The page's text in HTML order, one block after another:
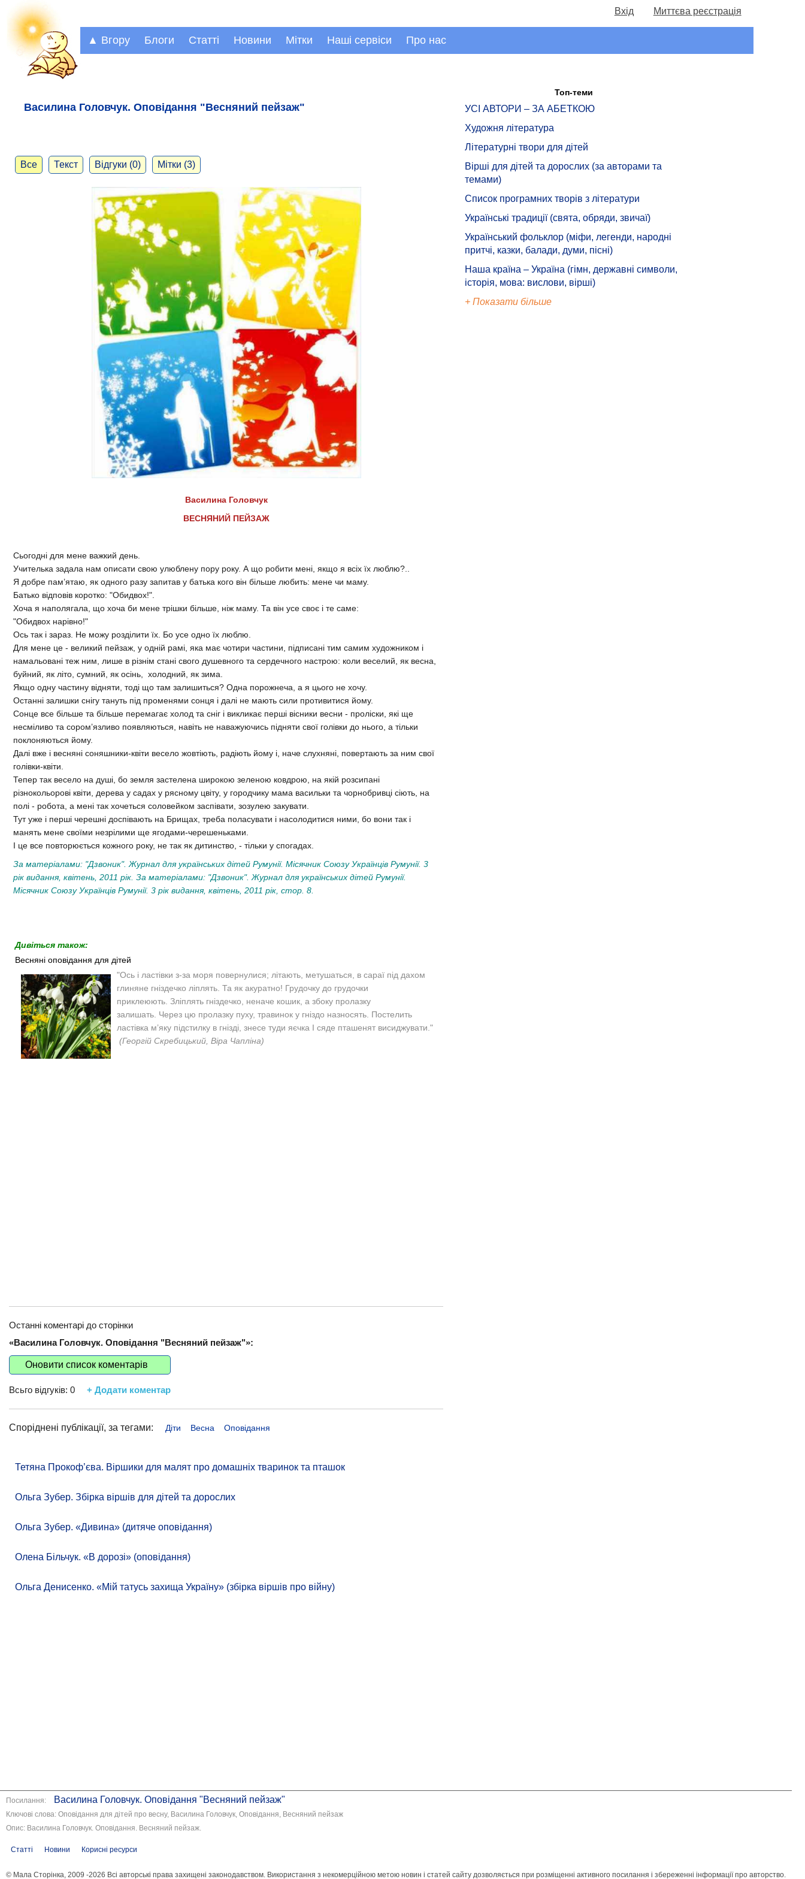
Вхід Миттєва реєстрація
▲ Вгору Блоги Статті Новини Мітки Наші сервіси Про нас
Василина Головчук. Оповідання "Весняний пейзаж"
Все Текст Відгуки (0) Мітки (3)
Василина Головчук
ВЕСНЯНИЙ ПЕЙЗАЖ
Сьогодні для мене важкий день.
Учителька задала нам описати свою улюблену пору року. А що робити мені, якщо я всіх їх люблю?..
Я добре пам’ятаю, як одного разу запитав у батька кого він більше любить: мене чи маму.
Батько відповів коротко: "Обидвох!".
Хоча я наполягала, що хоча би мене трішки більше, ніж маму. Та він усе своє і те саме:
"Обидвох нарівно!"
Ось так і зараз. Не можу розділити їх. Бо усе одно їх люблю.
Для мене це - великий пейзаж, у одній рамі, яка має чотири частини, підписані тим самим художником і
намальовані теж ним, лише в різнім стані свого душевного та сердечного настрою: коли веселий, як весна,
буйний, як літо, сумний, як осінь, холодний, як зима.
Якщо одну частину відняти, тоді що там залишиться? Одна порожнеча, а я цього не хочу.
Останні залишки снігу тануть під променями сонця і далі не мають сили противитися йому.
Сонце все більше та більше перемагає холод та сніг і викликає перші вісники весни - проліски, які ще
несміливо та сором’язливо появляються, навіть не наважуючись підняти свої голівки до нього, а тільки
поклоняються йому.
Далі вже і весняні соняшники-квіти весело жовтіють, радіють йому і, наче слухняні, повертають за ним свої
голівки-квіти.
Тепер так весело на душі, бо земля застелена широкою зеленою ковдрою, на якій розсипані
різнокольорові квіти, дерева у садах у рясному цвіту, у городчику мама васильки та чорнобривці сіють, на
полі - робота, а мені так хочеться соловейком заспівати, зозулею закувати.
Тут уже і перші черешні доспівають на Брищах, треба поласувати і насолодитися ними, бо вони так і
манять мене своїми незрілими ще ягодами-черешеньками.
І це все повторюється кожного року, не так як дитинство, - тільки у спогадах.
За матеріалами: "Дзвоник". Журнал для українських дітей Румунії. Місячник Союзу Українців Румунії. 3
рік видання, квітень, 2011 рік. За матеріалами: "Дзвоник". Журнал для українських дітей Румунії.
Місячник Союзу Українців Румунії. 3 рік видання, квітень, 2011 рік, стор. 8.
Дивіться також:
Весняні оповідання для дітей
"Ось і ластівки з-за моря повернулися; літають, метушаться, в сараї під дахом
глиняне гніздечко ліплять. Та як акуратно! Грудочку до грудочки
приклеюють. Зліплять гніздечко, неначе кошик, а збоку пролазку
залишать. Через цю пролазку пуху, травинок у гніздо назносять. Постелить
ластівка м’яку підстилку в гнізді, знесе туди яєчка І сяде пташенят висиджувати."
(Георгій Скребицький, Віра Чапліна)
Останні коментарі до сторінки
«Василина Головчук. Оповідання "Весняний пейзаж"»:
Оновити список коментарів
Всьго відгуків: 0 + Додати коментар
Споріднені публікації, за тегами: Діти Весна Оповідання
Тетяна Прокоф’єва. Віршики для малят про домашніх тваринок та пташок
Ольга Зубер. Збірка віршів для дітей та дорослих
Ольга Зубер. «Дивина» (дитяче оповідання)
Олена Більчук. «В дорозі» (оповідання)
Ольга Денисенко. «Мій татусь захища Україну» (збірка віршів про війну)
Топ-теми
УСІ АВТОРИ – ЗА АБЕТКОЮ
Художня література
Літературні твори для дітей
Вірші для дітей та дорослих (за авторами та
темами)
Список програмних творів з літератури
Українські традиції (свята, обряди, звичаї)
Український фольклор (міфи, легенди, народні
притчі, казки, балади, думи, пісні)
Наша країна – Україна (гімн, державні символи,
історія, мова: вислови, вірші)
+ Показати більше
Посилання: Василина Головчук. Оповідання "Весняний пейзаж"
Ключові слова: Оповідання для дітей про весну, Василина Головчук, Оповідання, Весняний пейзаж
Опис: Василина Головчук. Оповідання. Весняний пейзаж.
Статті Новини Корисні ресурси
© Мала Сторінка, 2009 -2026 Всі авторські права захищені законодавством. Використання з некомерційною метою новин і статей сайту дозволяється при розміщенні активного посилання і збереженні інформації про авторство.